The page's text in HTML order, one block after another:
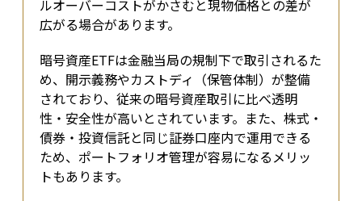
ルオーバーコストがかさむと現物価格との差が
広がる場合があります。
暗号資産ETFは金融当局の規制下で取引されるた
め、開示義務やカストディ（保管体制）が整備
されており、従来の暗号資産取引に比べ透明
性・安全性が高いとされています。また、株式・
債券・投資信託と同じ証券口座内で運用できる
ため、ポートフォリオ管理が容易になるメリッ
トもあります。